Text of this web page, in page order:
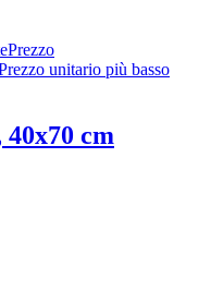
Prezzo
unitario più basso
cm